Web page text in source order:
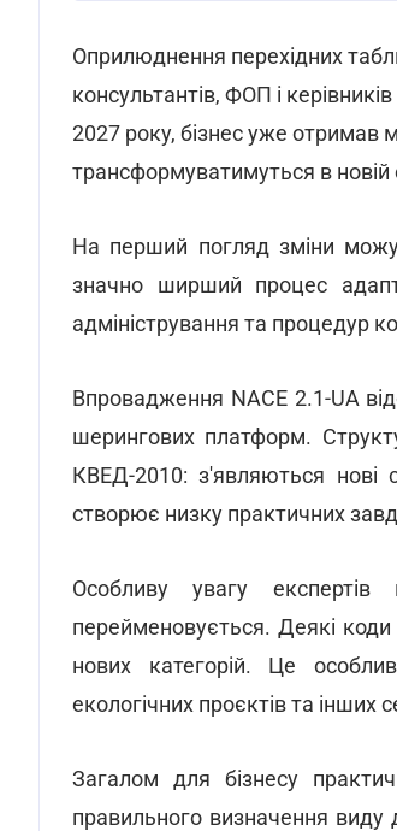
Оприлюднення перехідних
консультантів, ФОП і
2027 року, бізнес уже отримав
трансформуватимуться в новій
На перший погляд зміни
значно ширший процес
адміністрування та процедур
Впровадження NACE 2.1-UA
шерингових платформ.
КВЕД-2010: з'являються нові
створює низку практичних
Особливу увагу
перейменовується. Деякі
нових категорій. Це
екологічних проєктів та інших
Загалом для бізнесу
правильного визначення виду